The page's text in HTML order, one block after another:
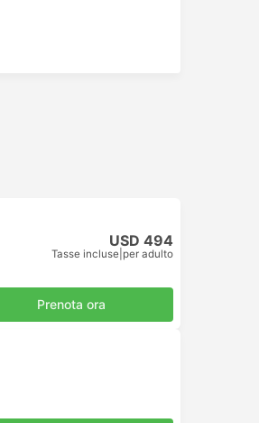
USD 494
Tasse incluse per adulto
Prenota ora